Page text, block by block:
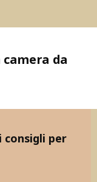
da
consigli per